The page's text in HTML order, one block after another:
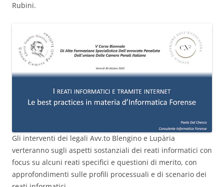
Rubini.
Gli interventi dei legali Avv.to Blengino e Lupària
verteranno sugli aspetti sostanziali dei reati informatici con
focus su alcuni reati specifici e questioni di merito, con
approfondimenti sulle profili processuali e di scenario dei